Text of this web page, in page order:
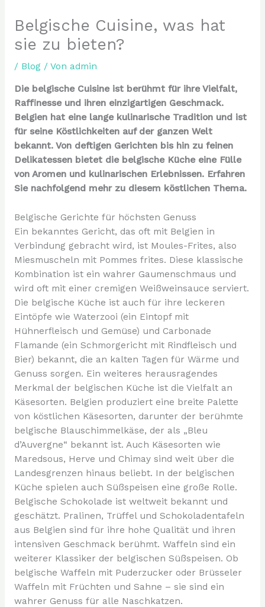
Belgische Cuisine, was hat
sie zu bieten?
/ Blog/ Von admin
Die belgische Cuisine ist berühmt für ihre Vielfalt,
Raffinesse und ihren einzigartigen Geschmack.
Belgien hat eine lange kulinarische Tradition und ist
für seine Köstlichkeiten auf der ganzen Welt
bekannt. Von deftigen Gerichten bis hin zu feinen
Delikatessen bietet die belgische Küche eine Fülle
von Aromen und kulinarischen Erlebnissen. Erfahren
Sie nachfolgend mehr zu diesem köstlichen Thema.
Belgische Gerichte für höchsten Genuss
Ein bekanntes Gericht, das oft mit Belgien in
Verbindung gebracht wird, ist Moules-Frites, also
Miesmuscheln mit Pommes frites. Diese klassische
Kombination ist ein wahrer Gaumenschmaus und
wird oft mit einer cremigen Weißweinsauce serviert.
Die belgische Küche ist auch für ihre leckeren
Eintöpfe wie Waterzooi (ein Eintopf mit
Hühnerfleisch und Gemüse) und Carbonade
Flamande (ein Schmorgericht mit Rindfleisch und
Bier) bekannt, die an kalten Tagen für Wärme und
Genuss sorgen. Ein weiteres herausragendes
Merkmal der belgischen Küche ist die Vielfalt an
Käsesorten. Belgien produziert eine breite Palette
von köstlichen Käsesorten, darunter der berühmte
belgische Blauschimmelkäse, der als „Bleu
d’Auvergne“ bekannt ist. Auch Käsesorten wie
Maredsous, Herve und Chimay sind weit über die
Landesgrenzen hinaus beliebt. In der belgischen
Küche spielen auch Süßspeisen eine große Rolle.
Belgische Schokolade ist weltweit bekannt und
geschätzt. Pralinen, Trüffel und Schokoladentafeln
aus Belgien sind für ihre hohe Qualität und ihren
intensiven Geschmack berühmt. Waffeln sind ein
weiterer Klassiker der belgischen Süßspeisen. Ob
belgische Waffeln mit Puderzucker oder Brüsseler
Waffeln mit Früchten und Sahne – sie sind ein
wahrer Genuss für alle Naschkatzen.